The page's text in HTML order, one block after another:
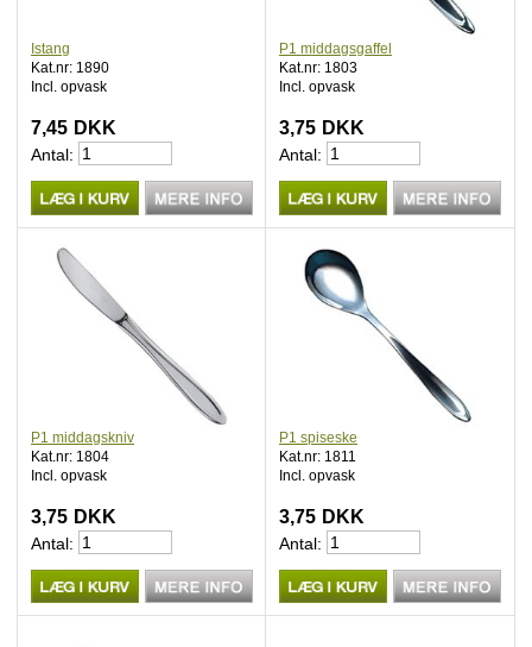
Istang
Kat.nr: 1890
Incl. opvask
7,45 DKK
Antal:
P1 middagsgaffel
Kat.nr: 1803
Incl. opvask
3,75 DKK
Antal:
P1 middagskniv
Kat.nr: 1804
Incl. opvask
3,75 DKK
Antal:
P1 spiseske
Kat.nr: 1811
Incl. opvask
3,75 DKK
Antal: